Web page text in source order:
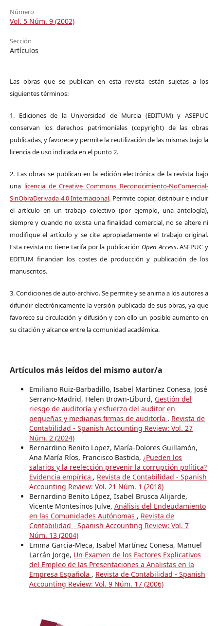
Número
Vol. 5 Núm. 9 (2002)
Sección
Artículos
Las obras que se publican en esta revista están sujetas a los
siguientes términos:
1. Ediciones de la Universidad de Murcia (EDITUM) y ASEPUC
conservan los derechos patrimoniales (copyright) de las obras
publicadas, y favorece y permite la reutilización de las mismas bajo la
licencia de uso indicada en el punto 2.
2. Las obras se publican en la edición electrónica de la revista bajo
una licencia de Creative Commons Reconocimiento-NoComercial-
SinObraDerivada 4.0 Internacional. Permite copiar, distribuir e incluir
el artículo en un trabajo colectivo (por ejemplo, una antología),
siempre y cuando no exista una finalidad comercial, no se altere ni
modifique el artículo y se cite apropiadamente el trabajo original.
Esta revista no tiene tarifa por la publicación Open Access. ASEPUC y
EDITUM financian los costes de producción y publicación de los
manuscritos.
3. Condiciones de auto-archivo. Se permite y se anima a los autores a
difundir electrónicamente la versión publicada de sus obras, ya que
favorece su circulación y difusión y con ello un posible aumento en
su citación y alcance entre la comunidad académica.
Artículos más leídos del mismo autor/a
Emiliano Ruiz-Barbadillo, Isabel Martinez Conesa, José
Serrano-Madrid, Helen Brown-Liburd, Gestión del
riesgo de auditoría y esfuerzo del auditor en
pequeñas y medianas firmas de auditoría , Revista de
Contabilidad - Spanish Accounting Review: Vol. 27
Núm. 2 (2024)
Bernardino Benito Lopez, María-Dolores Guillamón,
Ana María Ríos, Francisco Bastida, ¿Pueden los
salarios y la reelección prevenir la corrupción política?
Evidencia empírica , Revista de Contabilidad - Spanish
Accounting Review: Vol. 21 Núm. 1 (2018)
Bernardino Benito López, Isabel Brusca Alijarde,
Vicente Montesinos Julve, Análisis del Endeudamiento
en las Comunidades Autónomas , Revista de
Contabilidad - Spanish Accounting Review: Vol. 7
Núm. 13 (2004)
Emma García-Meca, Isabel Martínez Conesa, Manuel
Larrán Jorge, Un Examen de los Factores Explicativos
del Empleo de las Presentaciones a Analistas en la
Empresa Española , Revista de Contabilidad - Spanish
Accounting Review: Vol. 9 Núm. 17 (2006)